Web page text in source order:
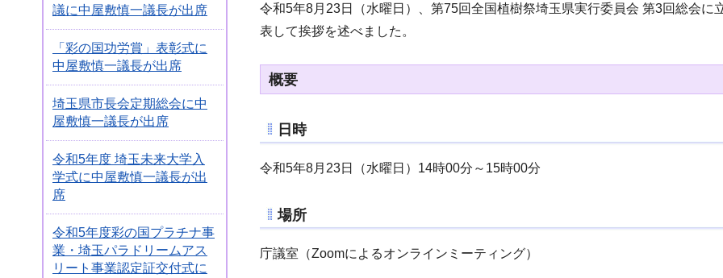
議に中屋敷慎一議長が出席
「彩の国功労賞」表彰式に
中屋敷慎一議長が出席
埼玉県市長会定期総会に中
屋敷慎一議長が出席
令和5年度 埼玉未来大学入
学式に中屋敷慎一議長が出
席
令和5年度彩の国プラチナ事
業・埼玉パラドリームアス
リート事業認定証交付式に
令和5年8月23日（水曜日）、第75回全国植樹祭埼玉県実行委員会 第3回総会
表して挨拶を述べました。
概要
日時
令和5年8月23日（水曜日）14時00分～15時00分
場所
庁議室（Zoomによるオンラインミーティング）